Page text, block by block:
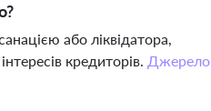
або ліквідатора,
кредиторів. Джерело